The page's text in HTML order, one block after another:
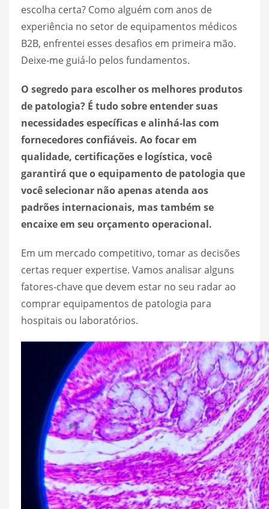
escolha certa? Como alguém com anos de
experiência no setor de equipamentos médicos
B2B, enfrentei esses desafios em primeira mão.
Deixe-me guiá-lo pelos fundamentos.
O segredo para escolher os melhores produtos
de patologia? É tudo sobre entender suas
necessidades específicas e alinhá-las com
fornecedores confiáveis. Ao focar em
qualidade, certificações e logística, você
garantirá que o equipamento de patologia que
você selecionar não apenas atenda aos
padrões internacionais, mas também se
encaixe em seu orçamento operacional.
Em um mercado competitivo, tomar as decisões
certas requer expertise. Vamos analisar alguns
fatores-chave que devem estar no seu radar ao
comprar equipamentos de patologia para
hospitais ou laboratórios.